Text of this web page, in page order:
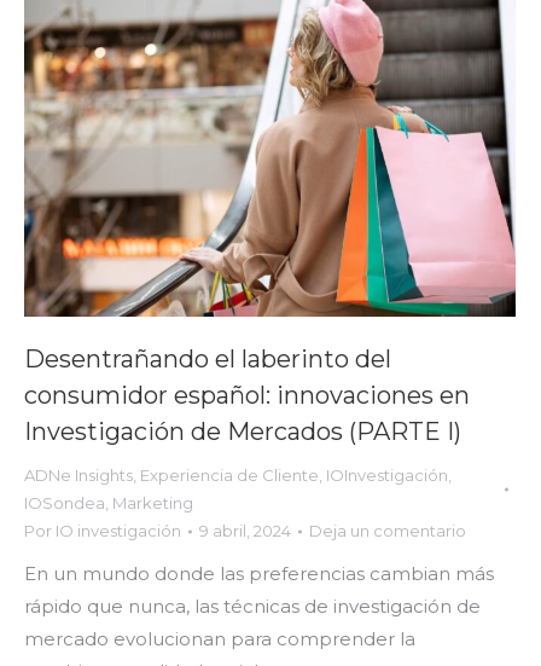
Desentrañando el laberinto del
consumidor español: innovaciones en
Investigación de Mercados (PARTE I)
ADNe Insights, Experiencia de Cliente, IOInvestigación,
IOSondea, Marketing
Por IO investigación 9 abril, 2024 Deja un comentario
En un mundo donde las preferencias cambian más
rápido que nunca, las técnicas de investigación de
mercado evolucionan para comprender la